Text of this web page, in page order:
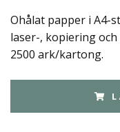
Ohålat papper i A4-
laser-, kopiering
2500 ark/kartong.